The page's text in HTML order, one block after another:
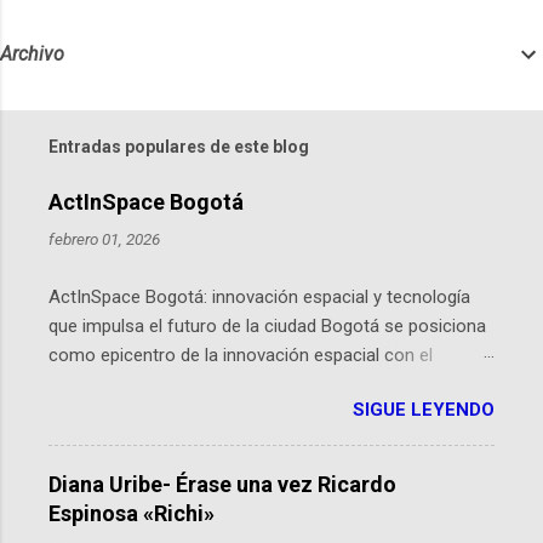
Archivo
Entradas populares de este blog
ActInSpace Bogotá
febrero 01, 2026
ActInSpace Bogotá: innovación espacial y tecnología
que impulsa el futuro de la ciudad Bogotá se posiciona
como epicentro de la innovación espacial con el
hackathon global que convierte tecnologías de la
Agencia Espacial Europea en soluciones prácticas para
la vida cotidiana. Este evento, organizado por el
Planetario de Bogotá del Idartes y la Universidad de los
Andes, reúne a expertos como el presidente de Airbus
SIGUE LEYENDO
Diana Uribe- Érase una vez Ricardo
Espinosa «Richi»